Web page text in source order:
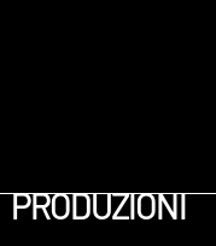
PRODUZIONI